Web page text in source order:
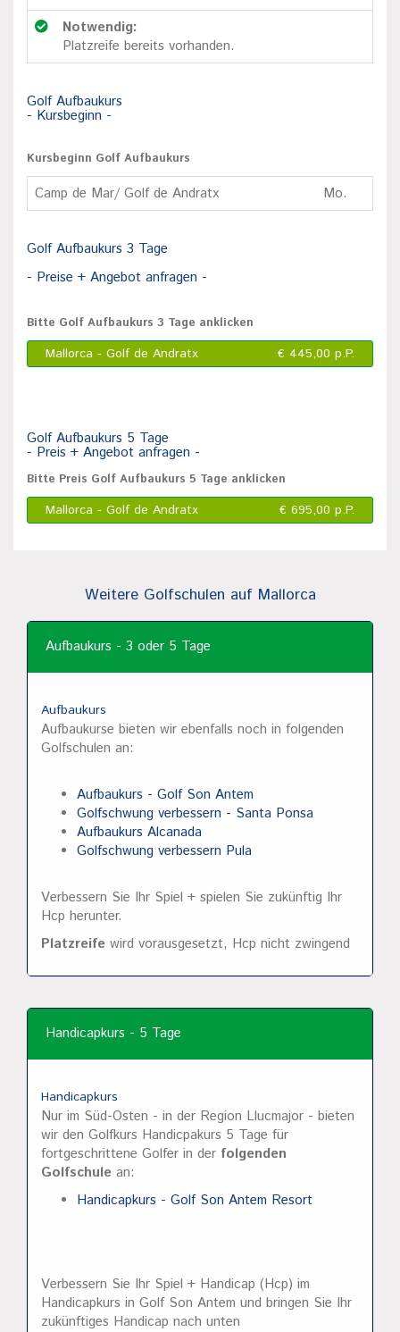
Notwendig:
Platzreife bereits vorhanden.
Golf Aufbaukurs
- Kursbeginn -
Kursbeginn Golf Aufbaukurs
Camp de Mar/ Golf de Andratx Mo.
Golf Aufbaukurs 3 Tage
- Preise + Angebot anfragen -
Bitte Golf Aufbaukurs 3 Tage anklicken
€ 445,00 p.P.
Mallorca - Golf de Andratx
Golf Aufbaukurs 5 Tage
- Preis + Angebot anfragen -
Bitte Preis Golf Aufbaukurs 5 Tage anklicken
€ 695,00 p.P.
Mallorca - Golf de Andratx
Weitere Golfschulen auf Mallorca
Aufbaukurs - 3 oder 5 Tage
Aufbaukurs
Aufbaukurse bieten wir ebenfalls noch in folgenden
Golfschulen an:
Aufbaukurs - Golf Son Antem
Golfschwung verbessern - Santa Ponsa
Aufbaukurs Alcanada
Golfschwung verbessern Pula
Verbessern Sie Ihr Spiel + spielen Sie zukünftig Ihr
Hcp herunter.
Platzreife wird vorausgesetzt, Hcp nicht zwingend
Handicapkurs - 5 Tage
Handicapkurs
Nur im Süd-Osten - in der Region Llucmajor - bieten
wir den Golfkurs Handicpakurs 5 Tage für
fortgeschrittene Golfer in der folgenden
Golfschule an:
Handicapkurs - Golf Son Antem Resort
Verbessern Sie Ihr Spiel + Handicap (Hcp) im
Handicapkurs in Golf Son Antem und bringen Sie Ihr
zukünftiges Handicap nach unten